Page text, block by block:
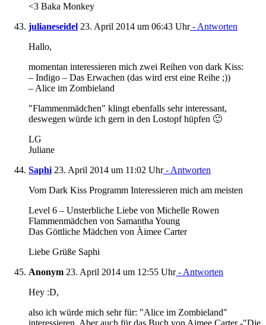
<3 Baka Monkey
julianeseidel 23. April 2014 um 06:43 Uhr- Antworten
Hallo,
momentan interessieren mich zwei Reihen von dark Kiss:
– Indigo – Das Erwachen (das wird erst eine Reihe ;))
– Alice im Zombieland
"Flammenmädchen" klingt ebenfalls sehr interessant,
deswegen würde ich gern in den Lostopf hüpfen 🙂
LG
Juliane
Saphi 23. April 2014 um 11:02 Uhr- Antworten
Vom Dark Kiss Programm Interessieren mich am meisten
Level 6 – Unsterbliche Liebe von Michelle Rowen
Flammenmädchen von Samantha Young
Das Göttliche Mädchen von Àimee Carter
Liebe Grüße Saphi
Anonym 23. April 2014 um 12:55 Uhr- Antworten
Hey :D,
also ich würde mich sehr für: "Alice im Zombieland"
interessieren. Aber auch für das Buch von Aimee Carter -"Die